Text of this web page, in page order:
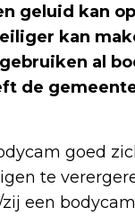
geluid kan
kan
al
de
goed
te
een